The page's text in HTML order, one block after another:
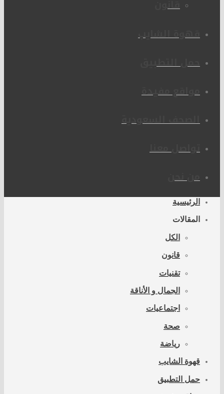
قانون
قهوة الشايب
حمل التطبيق
مواقع مفيدة
الصحف السعودية
تواصل معنا
من نحن
الرئيسية
المقالات
الكل
قانون
تقنيات
الجمال و الأناقة
اجتماعيات
صحة
رياضة
قهوة الشايب
حمل التطبيق